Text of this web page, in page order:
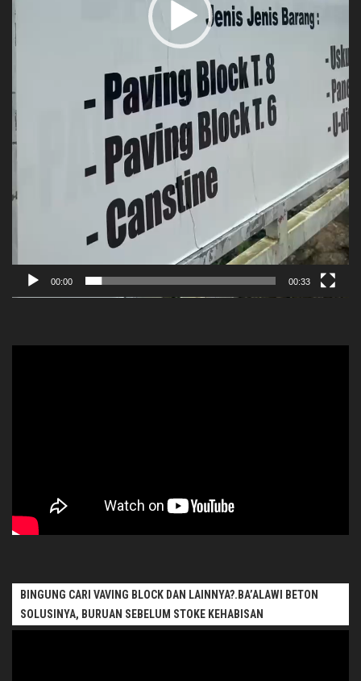
00:00 00:33
BINGUNG CARI VAVING BLOCK DAN LAINNYA?.BA’ALAWI BETON
SOLUSINYA, BURUAN SEBELUM STOKE KEHABISAN